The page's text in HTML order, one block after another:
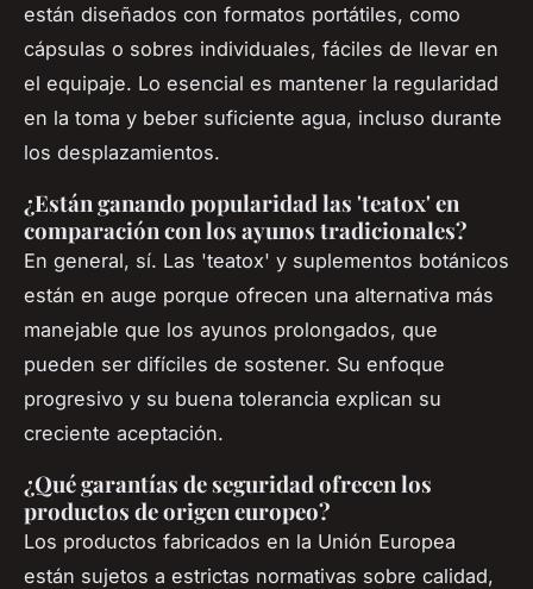
están diseñados con formatos portátiles, como
cápsulas o sobres individuales, fáciles de llevar en
el equipaje. Lo esencial es mantener la regularidad
en la toma y beber suficiente agua, incluso durante
los desplazamientos.
¿Están ganando popularidad las 'teatox' en
comparación con los ayunos tradicionales?
En general, sí. Las 'teatox' y suplementos botánicos
están en auge porque ofrecen una alternativa más
manejable que los ayunos prolongados, que
pueden ser difíciles de sostener. Su enfoque
progresivo y su buena tolerancia explican su
creciente aceptación.
¿Qué garantías de seguridad ofrecen los
productos de origen europeo?
Los productos fabricados en la Unión Europea
están sujetos a estrictas normativas sobre calidad,